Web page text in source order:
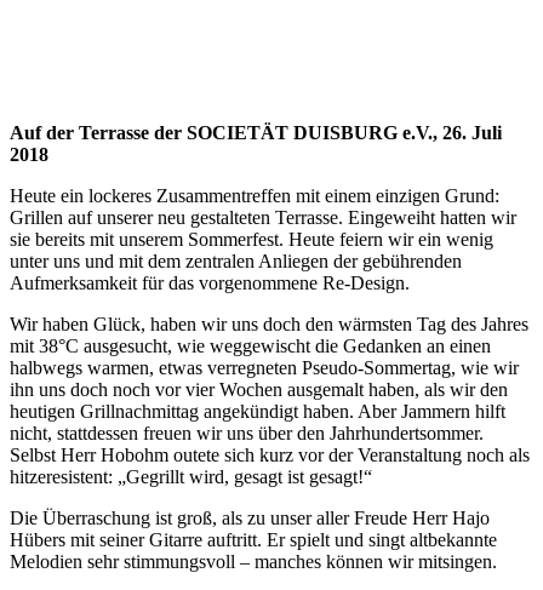
Auf der Terrasse der SOCIETÄT DUISBURG e.V., 26. Juli
2018
Heute ein lockeres Zusammentreffen mit einem einzigen Grund:
Grillen auf unserer neu gestalteten Terrasse. Eingeweiht hatten wir
sie bereits mit unserem Sommerfest. Heute feiern wir ein wenig
unter uns und mit dem zentralen Anliegen der gebührenden
Aufmerksamkeit für das vorgenommene Re-Design.
Wir haben Glück, haben wir uns doch den wärmsten Tag des Jahres
mit 38°C ausgesucht, wie weggewischt die Gedanken an einen
halbwegs warmen, etwas verregneten Pseudo-Sommertag, wie wir
ihn uns doch noch vor vier Wochen ausgemalt haben, als wir den
heutigen Grillnachmittag angekündigt haben. Aber Jammern hilft
nicht, stattdessen freuen wir uns über den Jahrhundertsommer.
Selbst Herr Hobohm outete sich kurz vor der Veranstaltung noch als
hitzeresistent: „Gegrillt wird, gesagt ist gesagt!“
Die Überraschung ist groß, als zu unser aller Freude Herr Hajo
Hübers mit seiner Gitarre auftritt. Er spielt und singt altbekannte
Melodien sehr stimmungsvoll – manches können wir mitsingen.